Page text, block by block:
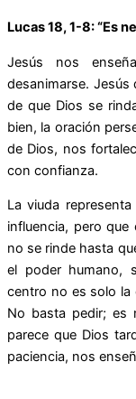
Lucas 18, 1-8: “Es
Jesús nos
desanimarse. Jesús
de que Dios se
bien, la oración
de Dios, nos
con confianza.
La viuda
influencia, pero
no se rinde hasta
el poder humano,
centro no es solo la
No basta pedir; es
parece que Dios
paciencia, nos